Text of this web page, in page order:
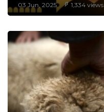
03 Jun, 2025 1,334 views